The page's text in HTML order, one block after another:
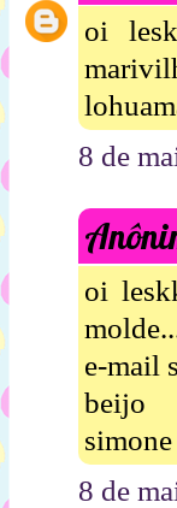
oi
8 de
oi
e-mail
beijo
simone
8 de